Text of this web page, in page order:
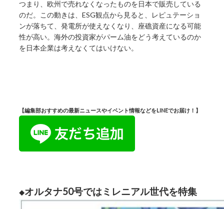
つまり、欧州で売れなくなったものを日本で販売している
のだ。この動きは、ESG観点から見ると、レピュテーショ
ンが落ちて、発電所が使えなくなり、座礁資産になる可能
性が高い。海外の投資家がパーム油をどう考えているのか
を日本企業は考えなくてはいけない。
【編集部おすすめの最新ニュースやイベント情報などをLINEでお届け！】
◆オルタナ50号ではミレニアル世代を特集